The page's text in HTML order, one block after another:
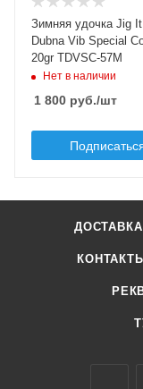
EVA
Модель удилища
Vib Special Compact
Длина удилища, м
0.57
20
Зимняя удочка Jig It
Dubna Vib Special
20gr TDVSC-57M
Нет в наличии
1 800 руб./шт
ДОСТАВКА
КОНТАКТЫ